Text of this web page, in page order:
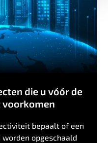
die u vóór de
bepaalt of een
worden opgeschaald